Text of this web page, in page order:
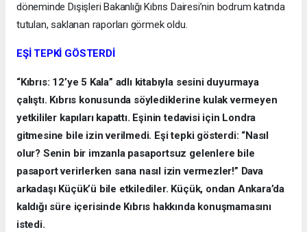
döneminde Dışişleri Bakanlığı Kıbrıs Dairesi’nin bodrum katında
tutulan, saklanan raporları görmek oldu.
EŞİ TEPKİ GÖSTERDİ
“Kıbrıs: 12’ye 5 Kala” adlı kitabıyla sesini duyurmaya
çalıştı. Kıbrıs konusunda söylediklerine kulak vermeyen
yetkililer kapıları kapattı. Eşinin tedavisi için Londra
gitmesine bile izin verilmedi. Eşi tepki gösterdi: “Nasıl
olur? Senin bir imzanla pasaportsuz gelenlere bile
pasaport verirlerken sana nasıl izin vermezler!” Dava
arkadaşı Küçük’ü bile etkilediler. Küçük, ondan Ankara’da
kaldığı süre içerisinde Kıbrıs hakkında konuşmamasını
istedi.